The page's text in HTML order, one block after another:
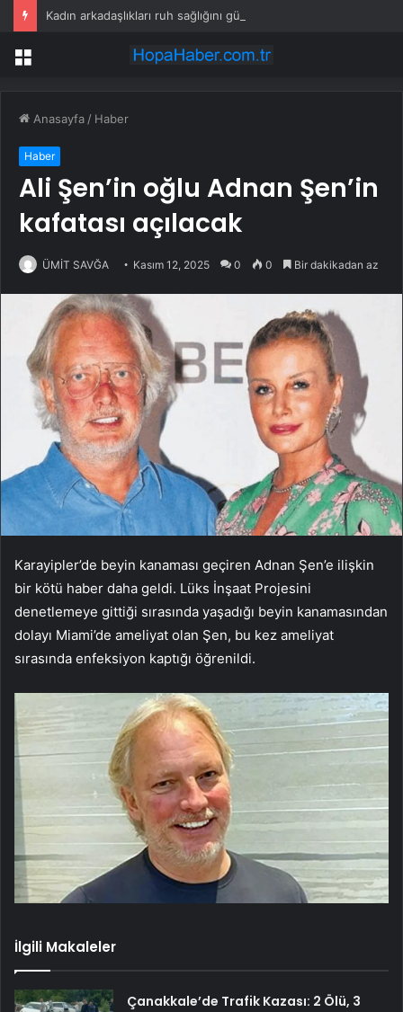
Kadın arkadaşlıkları ruh sağlığını güçlendiriyor
Menü
Anasayfa / Haber
Haber
Ali Şen’in oğlu Adnan Şen’in
kafatası açılacak
ÜMİT SAVĞA Kasım 12, 2025 0 0 Bir dakikadan az
Karayipler’de beyin kanaması geçiren Adnan Şen’e ilişkin
bir kötü haber daha geldi. Lüks İnşaat Projesini
denetlemeye gittiği sırasında yaşadığı beyin kanamasından
dolayı Miami’de ameliyat olan Şen, bu kez ameliyat
sırasında enfeksiyon kaptığı öğrenildi.
İlgili Makaleler
Çanakkale’de Trafik Kazası: 2 Ölü, 3